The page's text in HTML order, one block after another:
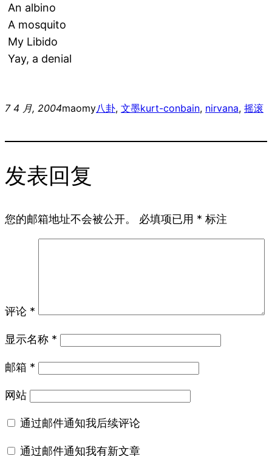
An albino
A mosquito
My Libido
Yay, a denial
7 4 月, 2004maomy八卦, 文墨kurt-conbain, nirvana, 摇滚
发表回复
您的邮箱地址不会被公开。 必填项已用 * 标注
评论 *
显示名称 *
邮箱 *
网站
通过邮件通知我后续评论
通过邮件通知我有新文章